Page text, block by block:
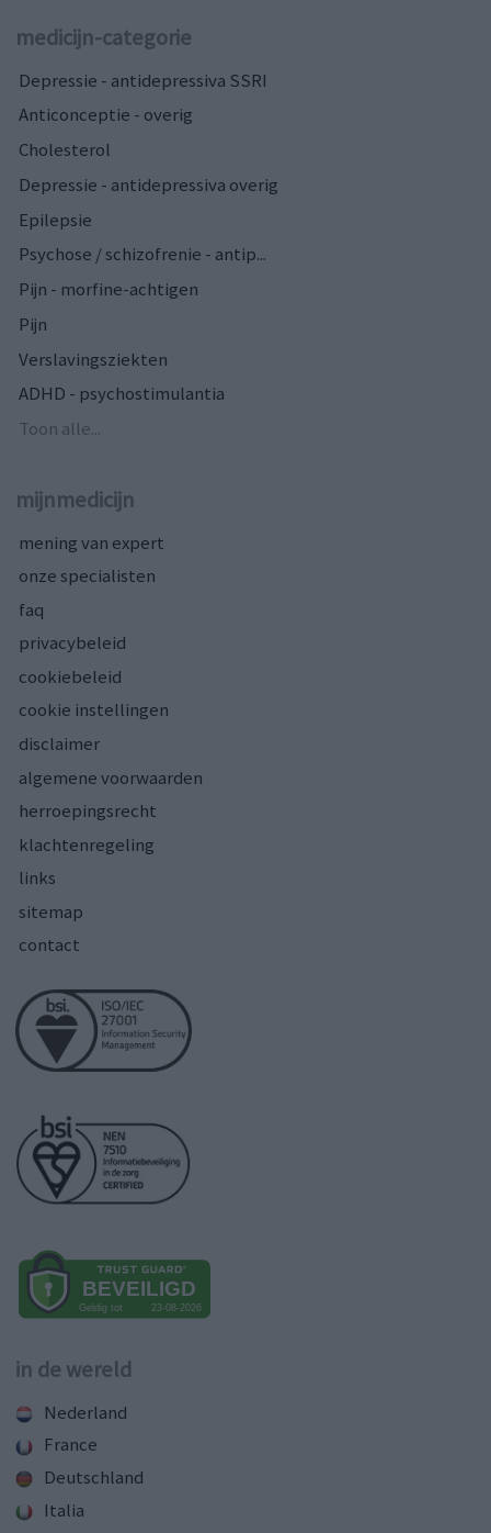
medicijn-categorie
Depressie - antidepressiva SSRI
Anticonceptie - overig
Cholesterol
Depressie - antidepressiva overig
Epilepsie
Psychose / schizofrenie - antip...
Pijn - morfine-achtigen
Pijn
Verslavingsziekten
ADHD - psychostimulantia
Toon alle...
mijnmedicijn
mening van expert
onze specialisten
faq
privacybeleid
cookiebeleid
cookie instellingen
disclaimer
algemene voorwaarden
herroepingsrecht
klachtenregeling
links
sitemap
contact
in de wereld
Nederland
France
Deutschland
Italia